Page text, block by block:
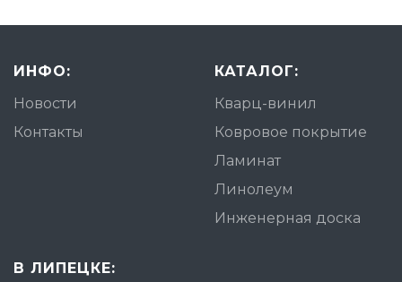
ИНФО:
Новости
Контакты
КАТАЛОГ:
Кварц-винил
Ковровое покрытие
Ламинат
Линолеум
Инженерная доска
В ЛИПЕЦКЕ: